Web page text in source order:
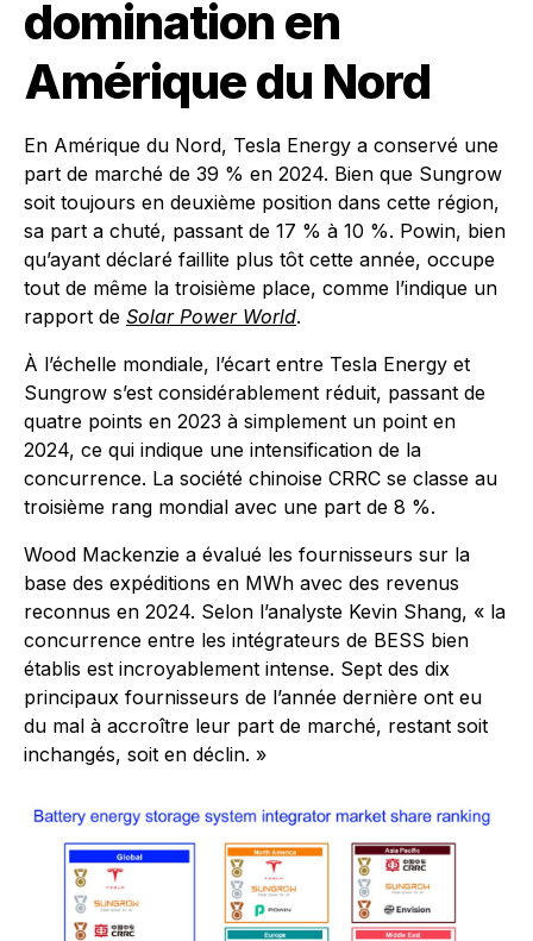
domination en
Amérique du Nord
En Amérique du Nord, Tesla Energy a conservé une
part de marché de 39 % en 2024. Bien que Sungrow
soit toujours en deuxième position dans cette région,
sa part a chuté, passant de 17 % à 10 %. Powin, bien
qu’ayant déclaré faillite plus tôt cette année, occupe
tout de même la troisième place, comme l’indique un
rapport de Solar Power World.
À l’échelle mondiale, l’écart entre Tesla Energy et
Sungrow s’est considérablement réduit, passant de
quatre points en 2023 à simplement un point en
2024, ce qui indique une intensification de la
concurrence. La société chinoise CRRC se classe au
troisième rang mondial avec une part de 8 %.
Wood Mackenzie a évalué les fournisseurs sur la
base des expéditions en MWh avec des revenus
reconnus en 2024. Selon l’analyste Kevin Shang, « la
concurrence entre les intégrateurs de BESS bien
établis est incroyablement intense. Sept des dix
principaux fournisseurs de l’année dernière ont eu
du mal à accroître leur part de marché, restant soit
inchangés, soit en déclin. »